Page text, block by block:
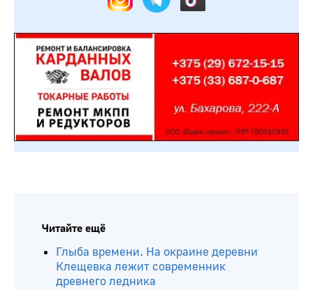
Читайте ещё
Глыба времени. На окраине деревни
Клещевка лежит современник
древнего ледника